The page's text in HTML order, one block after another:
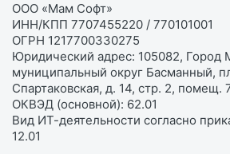
ООО «Мам Софт»
ИНН/КПП 7707455220 / 770101001
ОГРН 1217700330275
Юридический адрес: 105082, Город
муниципальный округ Басманный,
Спартаковская, д. 14, стр. 2, помещ.
ОКВЭД (основной): 62.01
Вид ИТ-деятельности согласно
12.01